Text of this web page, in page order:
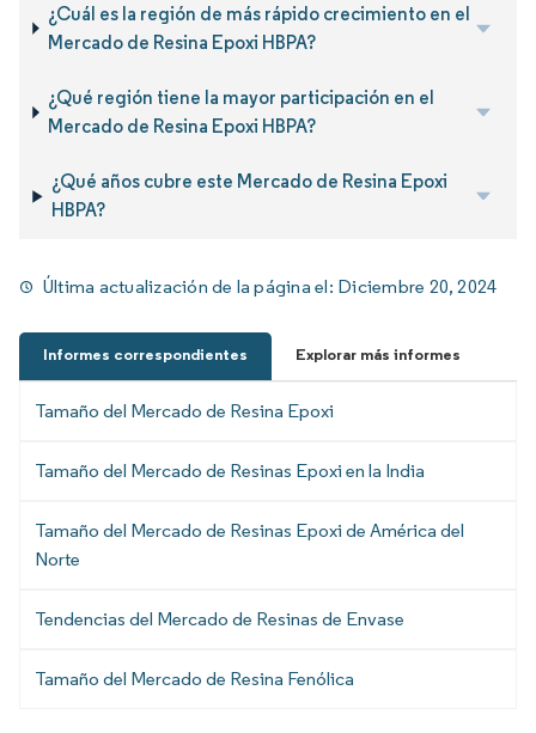
¿Cuál es la región de más rápido crecimiento en el
Mercado de Resina Epoxi HBPA?
¿Qué región tiene la mayor participación en el
Mercado de Resina Epoxi HBPA?
¿Qué años cubre este Mercado de Resina Epoxi
HBPA?
Última actualización de la página el: Diciembre 20, 2024
Informes correspondientes Explorar más informes
Tamaño del Mercado de Resina Epoxi
Tamaño del Mercado de Resinas Epoxi en la India
Tamaño del Mercado de Resinas Epoxi de América del
Norte
Tendencias del Mercado de Resinas de Envase
Tamaño del Mercado de Resina Fenólica